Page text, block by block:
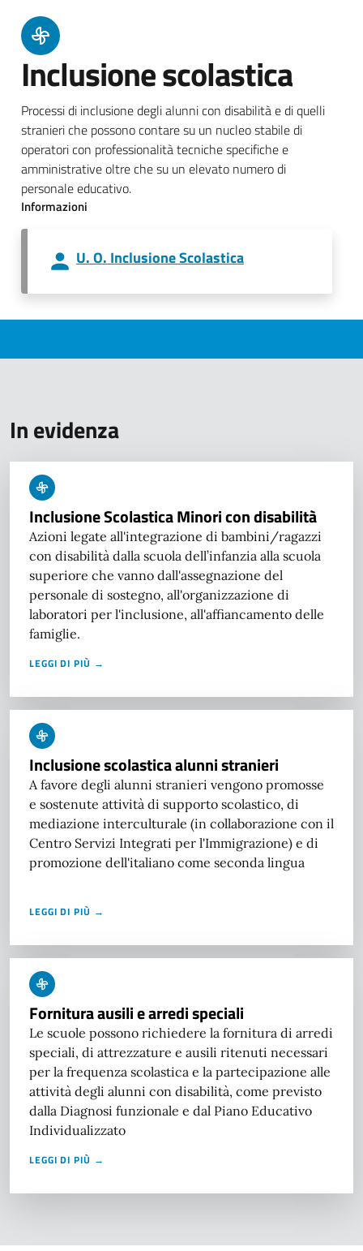
Inclusione scolastica
Processi di inclusione degli alunni con disabilità e di quelli
stranieri che possono contare su un nucleo stabile di
operatori con professionalità tecniche specifiche e
amministrative oltre che su un elevato numero di
personale educativo.
Informazioni
U. O. Inclusione Scolastica
In evidenza
Inclusione Scolastica Minori con disabilità
Azioni legate all'integrazione di bambini/ragazzi
con disabilità dalla scuola dell’infanzia alla scuola
superiore che vanno dall'assegnazione del
personale di sostegno, all'organizzazione di
laboratori per l'inclusione, all'affiancamento delle
famiglie.
LEGGI DI PIÙ →
Inclusione scolastica alunni stranieri
A favore degli alunni stranieri vengono promosse
e sostenute attività di supporto scolastico, di
mediazione interculturale (in collaborazione con il
Centro Servizi Integrati per l'Immigrazione) e di
promozione dell'italiano come seconda lingua
LEGGI DI PIÙ →
Fornitura ausili e arredi speciali
Le scuole possono richiedere la fornitura di arredi
speciali, di attrezzature e ausili ritenuti necessari
per la frequenza scolastica e la partecipazione alle
attività degli alunni con disabilità, come previsto
dalla Diagnosi funzionale e dal Piano Educativo
Individualizzato
LEGGI DI PIÙ →